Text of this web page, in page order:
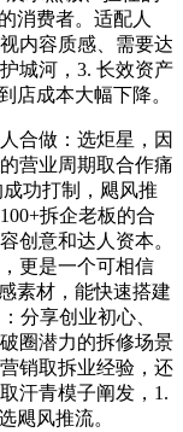
消费者。适配人
内容质感、需要达
城河，3. 长效资产
店成本大幅下降。
合做：选炬星，因
营业周期取合作痛
功打制，飓风推
拆企老板的合
创意和达人资本。
更是一个可相信
素材，能快速搭建
分享创业初心、
圈潜力的拆修场景
销取拆业经验，还
汗青模子阐发，1.
飓风推流。